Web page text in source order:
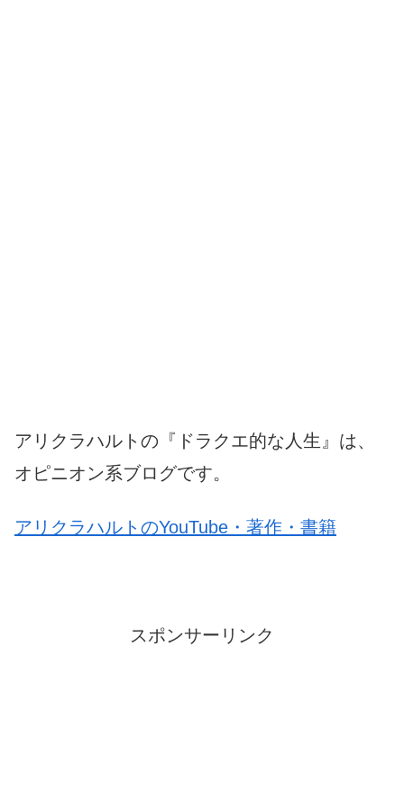
アリクラハルトの『ドラクエ的な人生』は、
オピニオン系ブログです。
アリクラハルトのYouTube・著作・書籍
スポンサーリンク